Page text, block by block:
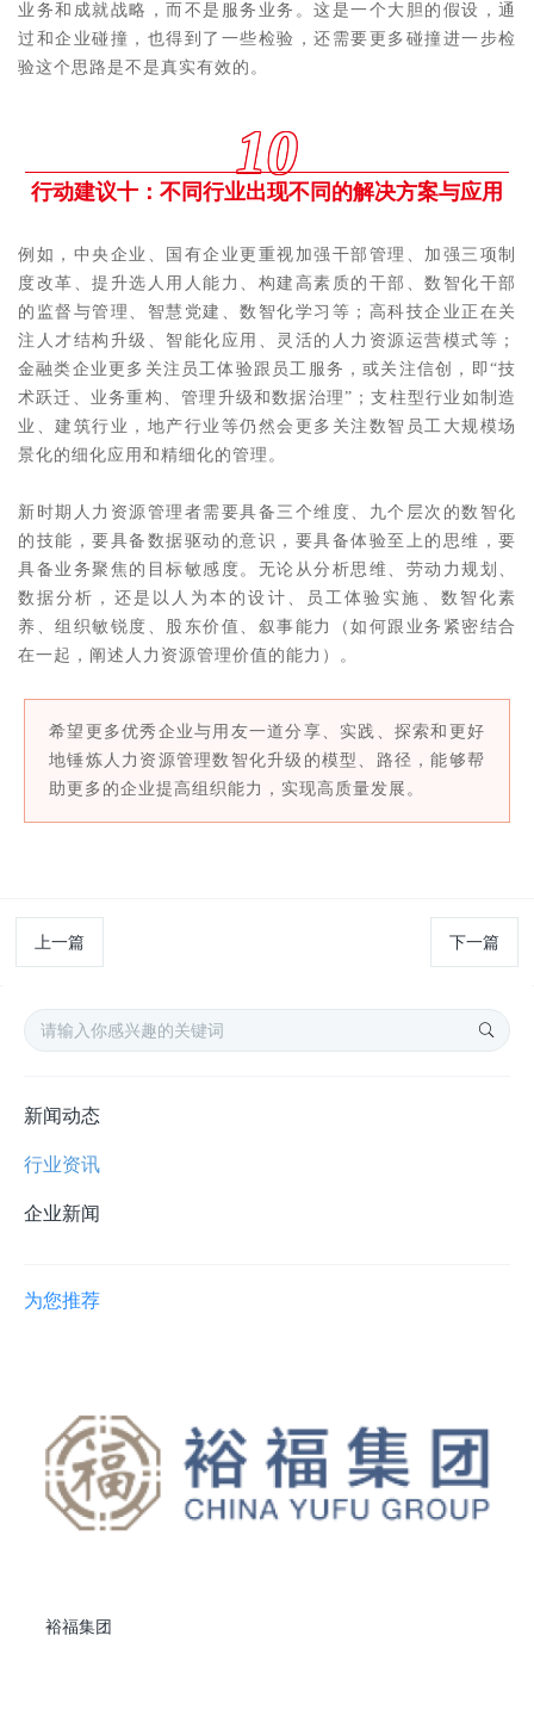
业务和成就战略，而不是服务业务。这是一个大胆的假设，通
过和企业碰撞，也得到了一些检验，还需要更多碰撞进一步检
验这个思路是不是真实有效的。
10
行动建议十：不同行业出现不同的解决方案与应用
例如，中央企业、国有企业更重视加强干部管理、加强三项制
度改革、提升选人用人能力、构建高素质的干部、数智化干部
的监督与管理、智慧党建、数智化学习等；高科技企业正在关
注人才结构升级、智能化应用、灵活的人力资源运营模式等；
金融类企业更多关注员工体验跟员工服务，或关注信创，即“技
术跃迁、业务重构、管理升级和数据治理”；支柱型行业如制造
业、建筑行业，地产行业等仍然会更多关注数智员工大规模场
景化的细化应用和精细化的管理。
新时期人力资源管理者需要具备三个维度、九个层次的数智化
的技能，要具备数据驱动的意识，要具备体验至上的思维，要
具备业务聚焦的目标敏感度。无论从分析思维、劳动力规划、
数据分析，还是以人为本的设计、员工体验实施、数智化素
养、组织敏锐度、股东价值、叙事能力（如何跟业务紧密结合
在一起，阐述人力资源管理价值的能力）。
希望更多优秀企业与用友一道分享、实践、探索和更好
地锤炼人力资源管理数智化升级的模型、路径，能够帮
助更多的企业提高组织能力，实现高质量发展。
上一篇 下一篇
新闻动态
行业资讯
企业新闻
为您推荐
裕福集团